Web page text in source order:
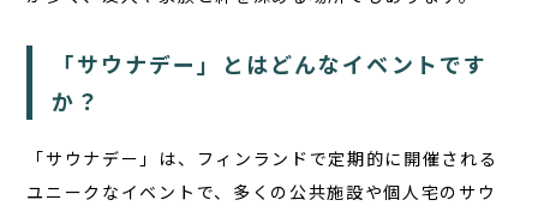
「サウナデー」とはどんなイベントです
か？
「サウナデー」 は、フィンランドで定期的に開催される
ユニークなイベントで、多くの公共施設や個人宅のサウ